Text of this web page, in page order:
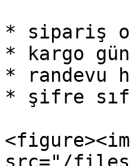
* sipariş
* kargo
* randevu
* şifre